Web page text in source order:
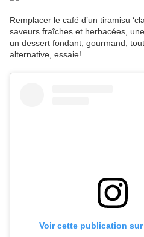
Remplacer le café d’un tiramisu
saveurs fraîches et herbacées,
un dessert fondant, gourmand,
alternative, essaie!
Voir cette publication